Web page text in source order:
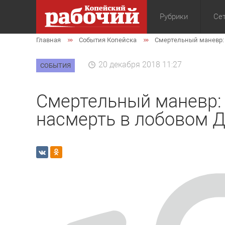
Рубрики
Общество
Главная События Копейска Смертельный маневр:
СОБЫТИЯ 20 декабря 2018 11:27
Смертельный маневр:
насмерть в лобовом